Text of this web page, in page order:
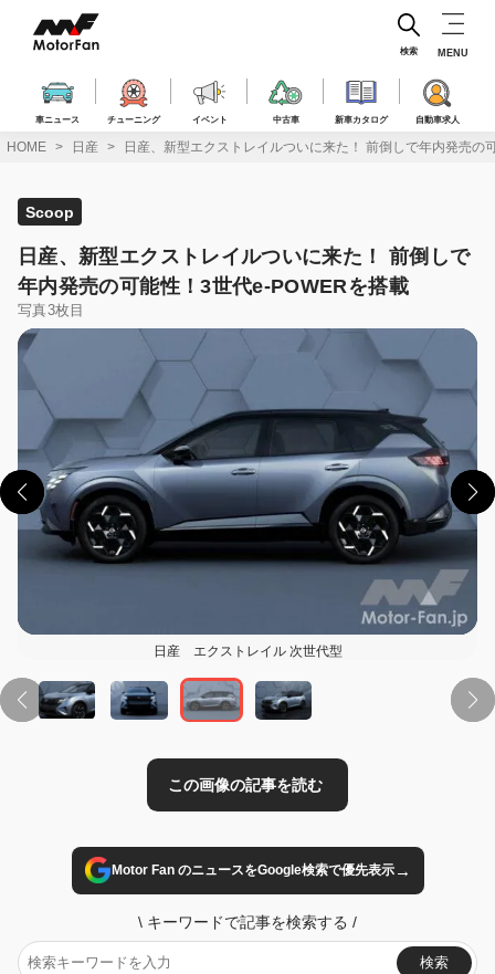
ス
車ニュース チューニング イベント 中古車 新車カタログ 自動車求人
検索 MENU
HOME 日産 日産、新型エクストレイルついに来た！ 前倒しで年内発売の
Scoop
日産、新型エクストレイルついに来た！ 前倒しで
年内発売の可能性！3世代e-POWERを搭載
写真3枚目
日産 エクストレイル 次世代型
この画像の記事を読む
Motor Fan のニュースをGoogle検索で優先表示→
\ キーワードで記事を検索する /
検索